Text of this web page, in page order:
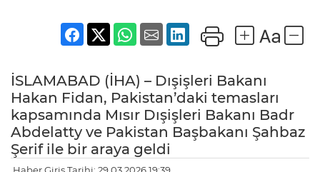
İSLAMABAD (İHA) – Dışişleri Bakanı
Hakan Fidan, Pakistan’daki temasları
kapsamında Mısır Dışişleri Bakanı Badr
Abdelatty ve Pakistan Başbakanı Şahbaz
Şerif ile bir araya geldi